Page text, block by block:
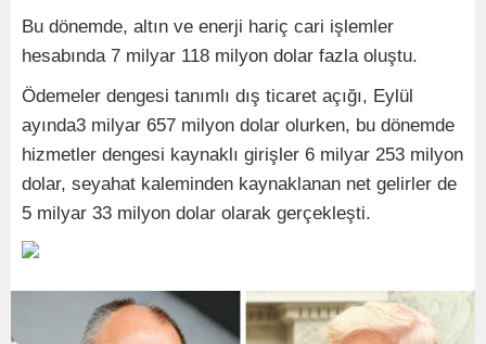
Bu dönemde, altın ve enerji hariç cari işlemler
hesabında 7 milyar 118 milyon dolar fazla oluştu.
Ödemeler dengesi tanımlı dış ticaret açığı, Eylül
ayında3 milyar 657 milyon dolar olurken, bu dönemde
hizmetler dengesi kaynaklı girişler 6 milyar 253 milyon
dolar, seyahat kaleminden kaynaklanan net gelirler de
5 milyar 33 milyon dolar olarak gerçekleşti.